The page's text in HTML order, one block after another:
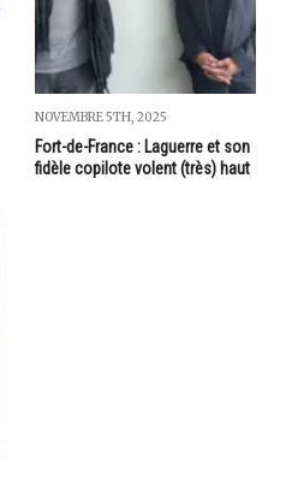
NOVEMBRE 5TH, 2025
Fort-de-France : Laguerre et son
fidèle copilote volent (très) haut